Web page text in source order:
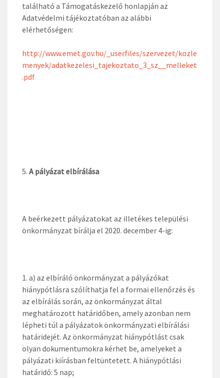
található a Támogatáskezelő honlapján az
Adatvédelmi tájékoztatóban az alábbi
elérhetőségen:
http://www.emet.gov.hu/_userfiles/szervezet/kozle
menyek/adatkezelesi_tajekoztato_3_sz__melleket
.pdf
A pályázat elbírálása
A beérkezett pályázatokat az illetékes települési
önkormányzat bírálja el 2020. december 4-ig:
a) az elbíráló önkormányzat a pályázókat
hiánypótlásra szólíthatja fel a formai ellenőrzés és
az elbírálás során, az önkormányzat által
meghatározott határidőben, amely azonban nem
lépheti túl a pályázatok önkormányzati elbírálási
határidejét. Az önkormányzat hiánypótlást csak
olyan dokumentumokra kérhet be, amelyeket a
pályázati kiírásban feltüntetett. A hiánypótlási
határidő: 5 nap;